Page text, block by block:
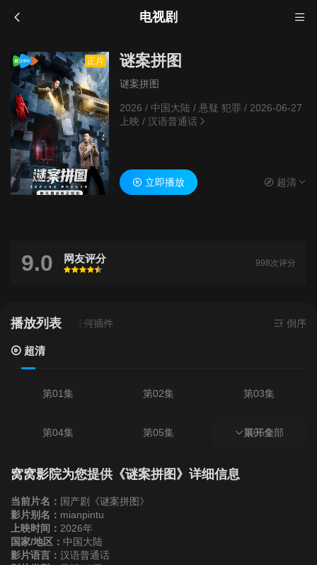
电视剧
正片 谜案拼图
谜案拼图
2026 / 中国大陆 / 悬疑 犯罪/ 2026-06-27
上映 / 汉语普通话
立即播放 超清
9.0 网友评分
很差
较差还行推荐力荐
998次评分
播放列表
清- 无需安装任何插件 倒序
超清
第01集 第02集 第03集
第04集 第05集 第06集
第07集 第08集
第10集
第13集
展开全部
窝窝影院为您提供《谜案拼图》详细信息
当前片名： 国产剧《谜案拼图》
影片别名： mianpintu
上映时间： 2026年
国家/地区： 中国大陆
影片语言： 汉语普通话